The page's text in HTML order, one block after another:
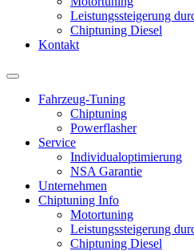
Leistungssteigerung
Chiptuning Diesel
Kontakt
Fahrzeug-Tuning
Chiptuning
Powerflasher
Service
Individualoptimierung
NSA Garantie
Unternehmen
Chiptuning Info
Motortuning
Leistungssteigerung
Chiptuning Diesel